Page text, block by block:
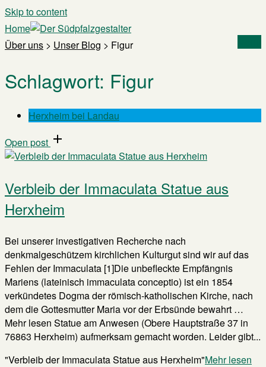
Skip to content
Home
Über uns > Unser Blog > Figur
Schlagwort: Figur
Herxheim bei Landau
Open post
Verbleib der Immaculata Statue aus
Herxheim
Bei unserer investigativen Recherche nach
denkmalgeschützem kirchlichen Kulturgut sind wir auf das
Fehlen der Immaculata [1]Die unbefleckte Empfängnis
Mariens (lateinisch immaculata conceptio) ist ein 1854
verkündetes Dogma der römisch-katholischen Kirche, nach
dem die Gottesmutter Maria vor der Erbsünde bewahrt …
Mehr lesen Statue am Anwesen (Obere Hauptstraße 37 in
76863 Herxheim) aufmerksam gemacht worden. Leider gibt...
"Verbleib der Immaculata Statue aus Herxheim"Mehr lesen